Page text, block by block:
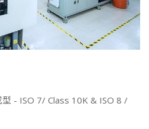
- ISO 7/ Class 10K & ISO 8 /